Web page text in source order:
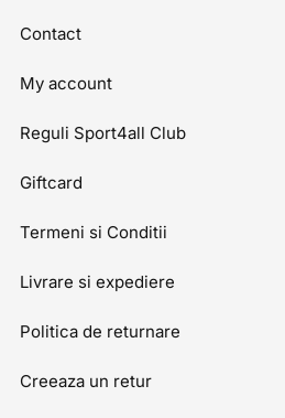
Contact
My account
Reguli Sport4all Club
Giftcard
Termeni si Conditii
Livrare si expediere
Politica de returnare
Creeaza un retur